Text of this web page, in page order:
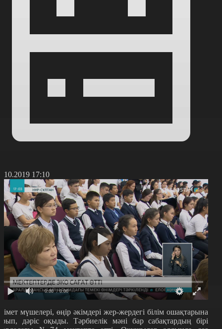
17:10
0:00 / 0:00
мүшелері, өңір әкімдері жер-жердегі білім ошақтарына
дәріс оқыды. Тәрбиелік мәні бар сабақтардың бірі